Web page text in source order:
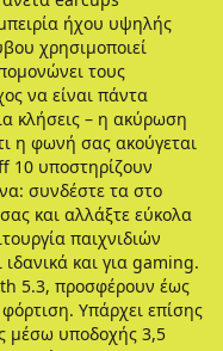
ήχου υψηλής
χρησιμοποιεί
τους
να είναι πάντα
κλήσεις – η ακύρωση
η φωνή σας ακούγεται
10 υποστηρίζουν
συνδέστε τα στο
και αλλάξτε εύκολα
παιχνιδιών
και για gaming.
5.3, προσφέρουν έως
Υπάρχει επίσης
μέσω υποδοχής 3,5